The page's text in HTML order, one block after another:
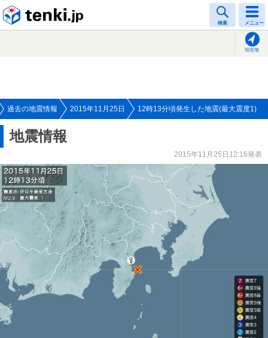
検索 メニュー
現在地
過去の地震情報 2015年11月25日 12時13分頃発生した地震(最大震度1)
地震情報
2015年11月25日12:16発表